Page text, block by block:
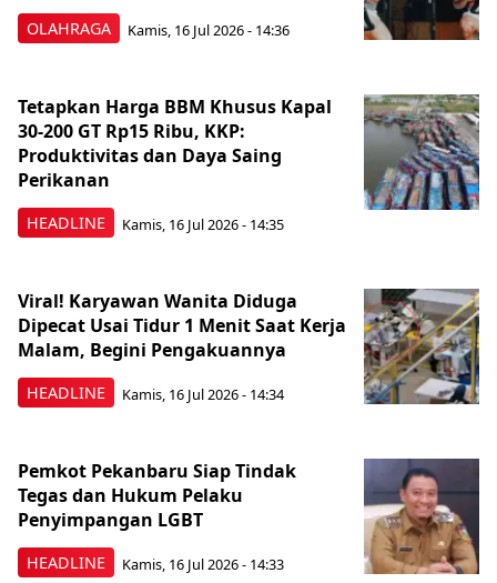
OLAHRAGA Kamis, 16 Jul 2026 - 14:36
HEADLINE
Tetapkan Harga BBM Khusus Kapal
30-200 GT Rp15 Ribu, KKP:
Produktivitas dan Daya Saing
Perikanan
Kamis, 16 Jul 2026 - 14:35
HEADLINE
Viral! Karyawan Wanita Diduga
Dipecat Usai Tidur 1 Menit Saat Kerja
Malam, Begini Pengakuannya
Kamis, 16 Jul 2026 - 14:34
HEADLINE
Pemkot Pekanbaru Siap Tindak
Tegas dan Hukum Pelaku
Penyimpangan LGBT
Kamis, 16 Jul 2026 - 14:33